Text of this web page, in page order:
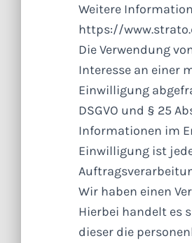
Weitere
https://
Die Verwendung
Interesse an einer
Einwilligung
DSGVO und § 25
Informationen im
Einwilligung ist
Wir haben einen
Hierbei handelt es
dieser die